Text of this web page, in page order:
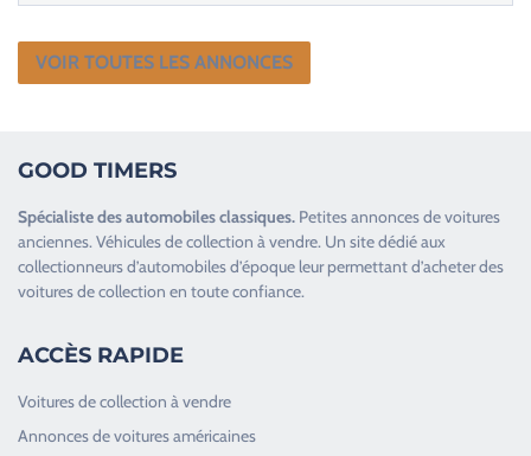
VOIR TOUTES LES ANNONCES
GOOD TIMERS
Spécialiste desautomobiles classiques. Petites annonces devoitures
anciennes.Véhicules de collection à vendre. Un site dédié aux
collectionneurs d’automobiles d’époque leur permettant d’acheter des
voitures de collection en toute confiance.
ACCÈS RAPIDE
Voitures de collection à vendre
Annonces de voitures américaines